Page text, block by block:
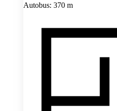
Autobus: 370 m